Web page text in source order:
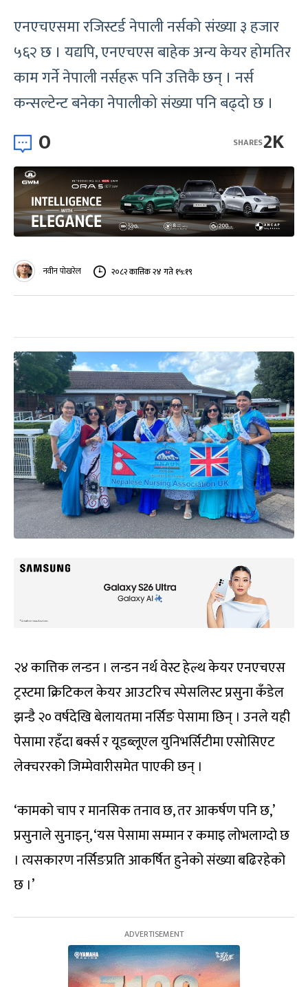
एनएचएसमा रजिस्टर्ड नेपाली नर्सको संख्या ३ हजार
५६२ छ । यद्यपि, एनएचएस बाहेक अन्य केयर होमतिर
काम गर्ने नेपाली नर्सहरू पनि उत्तिकै छन् । नर्स
कन्सल्टेन्ट बनेका नेपालीको संख्या पनि बढ्दो छ ।
0 2K
SHARES
नवीन पोखरेल २०८२ कात्तिक २४ गते १५:१९
२४ कात्तिक लन्डन । लन्डन नर्थ वेस्ट हेल्थ केयर एनएचएस
ट्रस्टमा क्रिटिकल केयर आउटरिच स्पेसलिस्ट प्रसुना कँडेल
झन्डै २० वर्षदेखि बेलायतमा नर्सिङ पेसामा छिन् । उनले यही
पेसामा रहँदा बर्क्स र यूडब्लूएल युनिभर्सिटीमा एसोसिएट
लेक्चररको जिम्मेवारीसमेत पाएकी छन् ।
‘कामको चाप र मानसिक तनाव छ, तर आकर्षण पनि छ,’
प्रसुनाले सुनाइन्, ‘यस पेसामा सम्मान र कमाइ लोभलाग्दो छ
। त्यसकारण नर्सिङप्रति आकर्षित हुनेको संख्या बढिरहेको
छ ।’